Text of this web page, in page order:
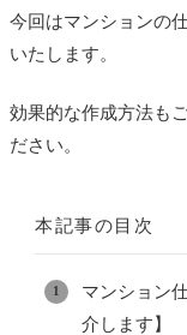
今回はマンションの
いたします。
効果的な作成方法も
ださい。
本記事の目次
マンション
介します】